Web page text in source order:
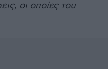
οι οποίες του